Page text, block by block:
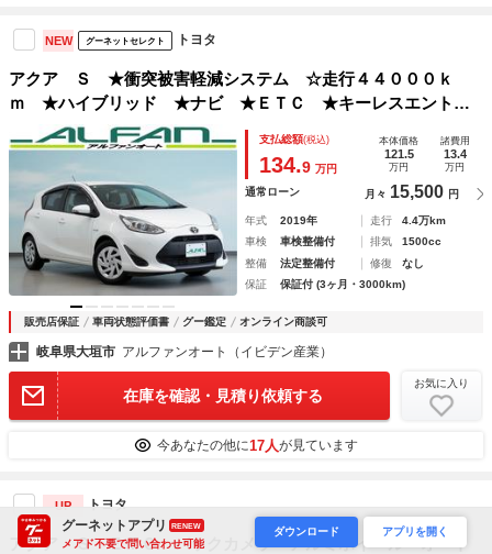
NEW グーネットセレクト トヨタ
アクア Ｓ ★衝突被害軽減システム ☆走行４４０００ｋ
ｍ ★ハイブリッド ★ナビ ★ＥＴＣ ★キーレスエントリ
ー ★バックカメラ ★車線逸脱警告
支払総額(税込)
134.9 万円
本体価格
121.5
万円
諸費用
13.4
万円
通常ローン 月々 15,500 円
年式 2019年 走行
4.4万km
車検
車検整備付 排気
1500cc
整備
法定整備付 修復
なし
保証
保証付 (3ヶ月・3000km)
販売店保証 車両状態評価書 グー鑑定 オンライン商談可
岐阜県大垣市 アルファンオート（イビデン産業）
在庫を確認・見積り依頼する
お気に入り
今あなたの他に17人が見ています
UP トヨタ
アクア Ｓ ＥＴＣ バックカメラ アルミホイール オート
グーネットアプリ RENEW
メアド不要で問い合わせ可能
ダウンロード アプリを開く